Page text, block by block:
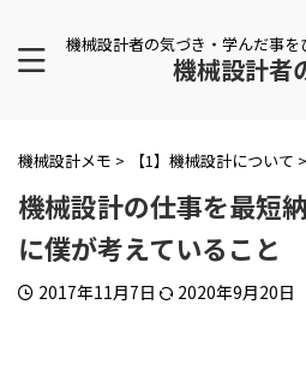
機械設計者の気づき・学んだ事
機械設計者
機械設計メモ > 【1】機械設計について >
機械設計の仕事を最短
に僕が考えていること
2017年11月7日 2020年9月20日